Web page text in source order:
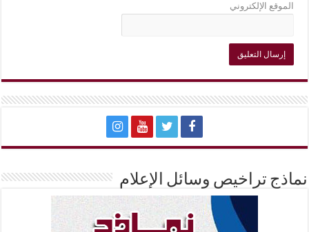
الموقع الإلكتروني
نماذج تراخيص وسائل الإعلام